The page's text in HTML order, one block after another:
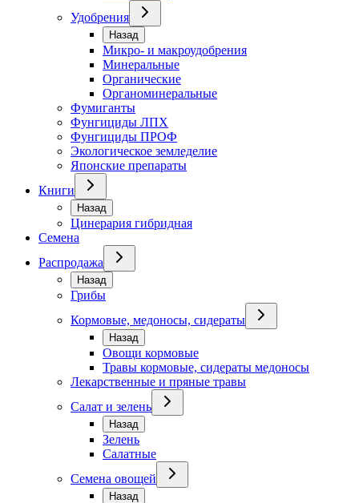
Удобрения
Назад
Микро- и макроудобрения
Минеральные
Органические
Органоминеральные
Фумиганты
Фунгициды ЛПХ
Фунгициды ПРОФ
Экологическое земледелие
Японские препараты
Книги
Назад
Цинерария гибридная
Семена
Распродажа
Назад
Грибы
Кормовые, медоносы, сидераты
Назад
Овощи кормовые
Травы кормовые, сидераты медоносы
Лекарственные и пряные травы
Салат и зелень
Назад
Зелень
Салатные
Семена овощей
Назад